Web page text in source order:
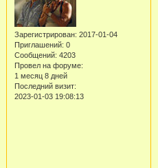
Зарегистрирован: 2017-01-04
Приглашений: 0
Сообщений: 4203
Провел на форуме:
1 месяц 8 дней
Последний визит:
2023-01-03 19:08:13